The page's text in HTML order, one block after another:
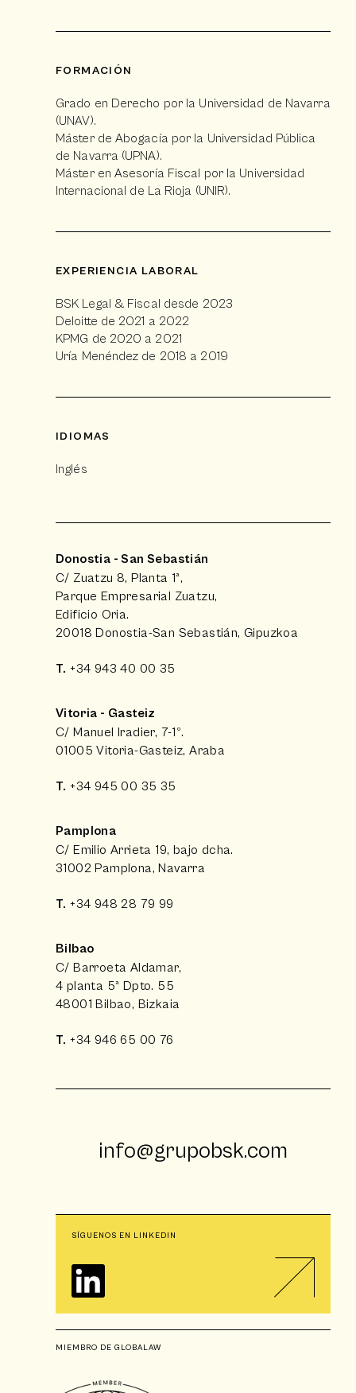
FORMACIÓN
Grado en Derecho por la Universidad de Navarra
(UNAV).
Máster de Abogacía por la Universidad Pública
de Navarra (UPNA).
Máster en Asesoría Fiscal por la Universidad
Internacional de La Rioja (UNIR).
EXPERIENCIA LABORAL
BSK Legal & Fiscal desde 2023
Deloitte de 2021 a 2022
KPMG de 2020 a 2021
Uría Menéndez de 2018 a 2019
IDIOMAS
Inglés
Donostia - San Sebastián
C/ Zuatzu 8, Planta 1ª,
Parque Empresarial Zuatzu,
Edificio Oria.
20018 Donostia-San Sebastián, Gipuzkoa
T. +34 943 40 00 35
Vitoria - Gasteiz
C/ Manuel Iradier, 7-1º.
01005 Vitoria-Gasteiz, Araba
T. +34 945 00 35 35
Pamplona
C/ Emilio Arrieta 19, bajo dcha.
31002 Pamplona, Navarra
T. +34 948 28 79 99
Bilbao
C/ Barroeta Aldamar,
4 planta 5ª Dpto. 55
48001 Bilbao, Bizkaia
T. +34 946 65 00 76
info@grupobsk.com
SÍGUENOS EN LINKEDIN
MIEMBRO DE GLOBALAW